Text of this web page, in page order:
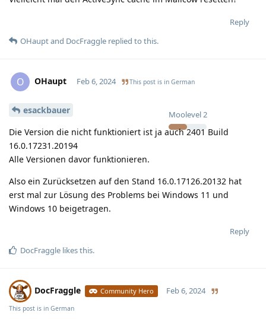
Reply
OHauptand DocFraggle replied to this.
O OHaupt
Moolevel2
Feb 6, 2024 This post is in German
esackbauer
Die Version die nicht funktioniert ist ja auch 2401 Build
16.0.17231.20194
Alle Versionen davor funktionieren.
Also ein Zurücksetzen auf den Stand 16.0.17126.20132 hat
erst mal zur Lösung des Problems bei Windows 11 und
Windows 10 beigetragen.
Reply
DocFraggle likes this.
DocFraggle Community Hero Feb 6, 2024
This post is in German